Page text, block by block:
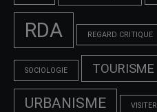
RDA REGARD CRITIQUE
SOCIOLOGIE TOURISME
URBANISME VISITER